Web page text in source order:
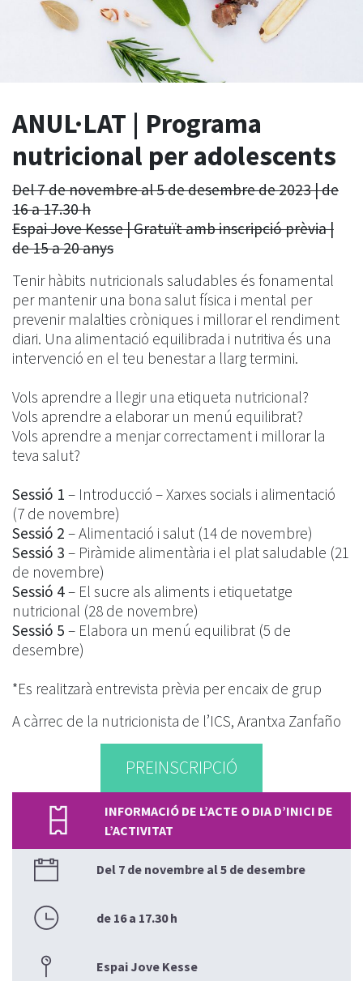
ANUL·LAT | Programa
nutricional per adolescents
Del 7 de novembre al 5 de desembre de 2023 | de
16 a 17.30 h
Espai Jove Kesse | Gratuït amb inscripció prèvia |
de 15 a 20 anys
Tenir hàbits nutricionals saludables és fonamental
per mantenir una bona salut física i mental per
prevenir malalties cròniques i millorar el rendiment
diari. Una alimentació equilibrada i nutritiva és una
intervenció en el teu benestar a llarg termini.
Vols aprendre a llegir una etiqueta nutricional?
Vols aprendre a elaborar un menú equilibrat?
Vols aprendre a menjar correctament i millorar la
teva salut?
Sessió 1 – Introducció – Xarxes socials i alimentació
(7 de novembre)
Sessió 2 – Alimentació i salut (14 de novembre)
Sessió 3 – Piràmide alimentària i el plat saludable (21
de novembre)
Sessió 4– El sucre als aliments i etiquetatge
nutricional (28 de novembre)
Sessió 5 – Elabora un menú equilibrat (5 de
desembre)
*Es realitzarà entrevista prèvia per encaix de grup
A càrrec de la nutricionista de l’ICS, Arantxa Zanfaño
PREINSCRIPCIÓ
INFORMACIÓ DE L’ACTE O DIA D’INICI DE
L’ACTIVITAT
Del 7 de novembre al 5 de desembre
de 16 a 17.30 h
Espai Jove Kesse